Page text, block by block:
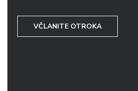
VČLANITE OTROKA